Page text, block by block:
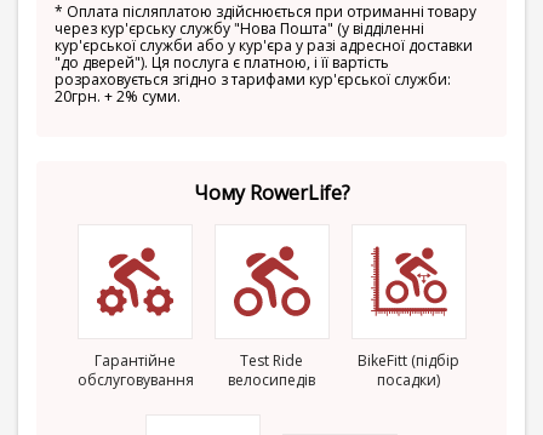
* Оплата післяплатою здійснюється при отриманні товару
через кур'єрську службу "Нова Пошта" (у відділенні
кур'єрської служби або у кур'єра у разі адресної доставки
"до дверей"). Ця послуга є платною, і її вартість
розраховується згідно з тарифами кур'єрської служби:
20грн. + 2% суми.
Чому RowerLife?
Гарантійне
обслуговування
Test Ride
велосипедів
BikeFitt (підбір
посадки)